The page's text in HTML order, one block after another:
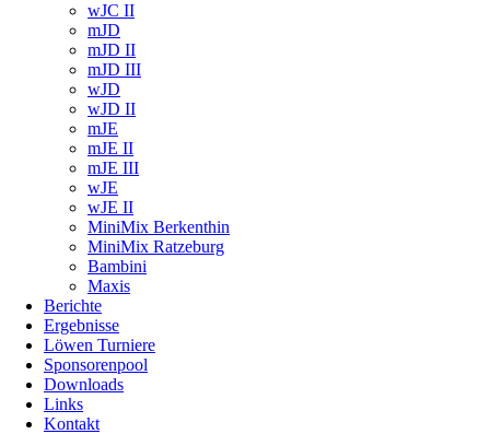
wJC II
mJD
mJD II
mJD III
wJD
wJD II
mJE
mJE II
mJE III
wJE
wJE II
MiniMix Berkenthin
MiniMix Ratzeburg
Bambini
Maxis
Berichte
Ergebnisse
Löwen Turniere
Sponsorenpool
Downloads
Links
Kontakt